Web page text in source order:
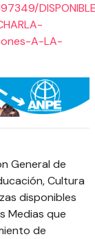
A-LA-
General de
Cultura
disponibles
Medias que
de